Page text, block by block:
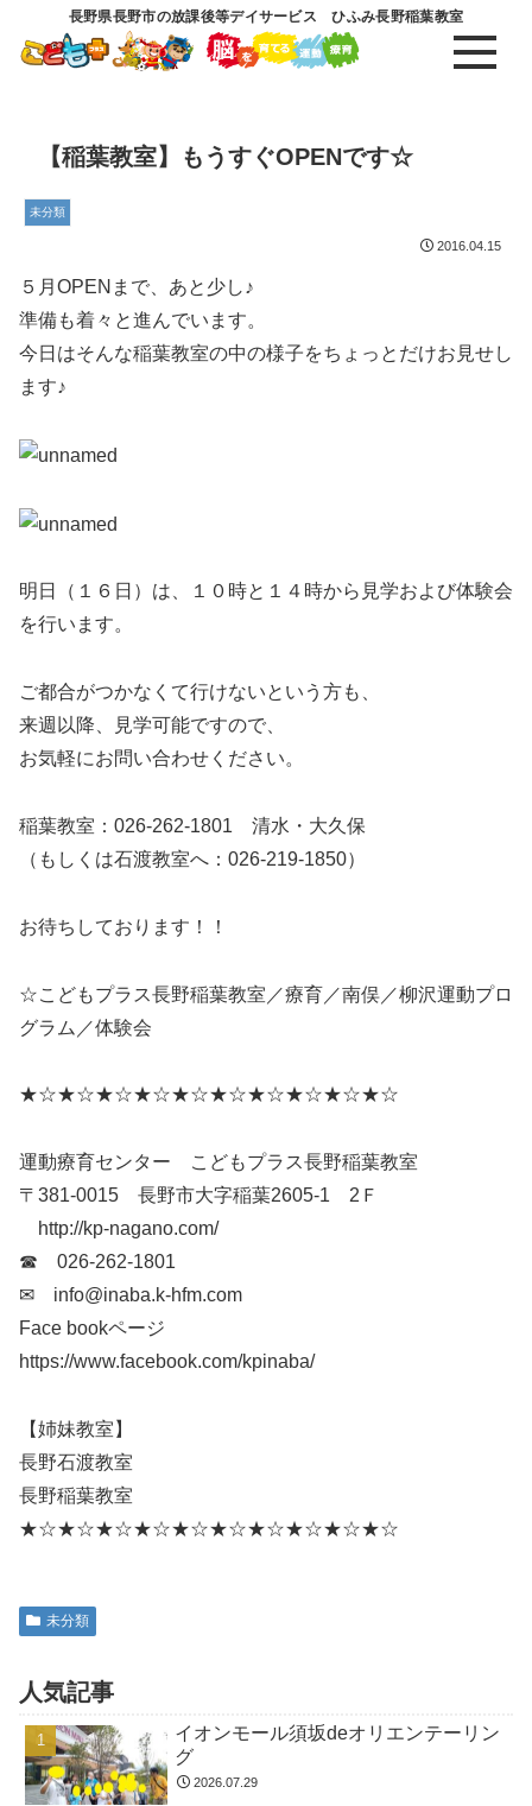
長野県長野市の放課後等デイサービス ひふみ長野稲葉教室
【稲葉教室】もうすぐOPENです☆
未分類
2016.04.15
５月OPENまで、あと少し♪
準備も着々と進んでいます。
今日はそんな稲葉教室の中の様子をちょっとだけお見せし
ます♪
明日（１６日）は、１０時と１４時から見学および体験会
を行います。
ご都合がつかなくて行けないという方も、
来週以降、見学可能ですので、
お気軽にお問い合わせください。
稲葉教室：026-262-1801 清水・大久保
（もしくは石渡教室へ：026-219-1850）
お待ちしております！！
☆こどもプラス長野稲葉教室／療育／南俣／柳沢運動プロ
グラム／体験会
★☆★☆★☆★☆★☆★☆★☆★☆★☆★☆
運動療育センター こどもプラス長野稲葉教室
〒381-0015 長野市大字稲葉2605-1 2Ｆ
http://kp-nagano.com/
☎ 026-262-1801
✉ info@inaba.k-hfm.com
Face bookページ
https://www.facebook.com/kpinaba/
【姉妹教室】
長野石渡教室
長野稲葉教室
★☆★☆★☆★☆★☆★☆★☆★☆★☆★☆
未分類
人気記事
イオンモール須坂deオリエンテーリン
グ
2026.07.29